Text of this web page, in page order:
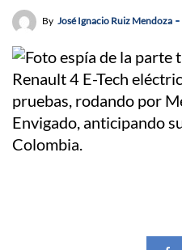
By José Ignacio Ruiz Mendoza